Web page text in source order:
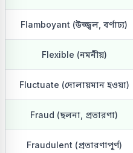
Flamboyant (উজ্জ্বল, বর্ণাঢ্য)
Flexible (নমনীয়)
Fluctuate (দোলায়মান হওয়া)
Fraud (ছলনা, প্রতারণা)
Fraudulent (প্রতারণাপূর্ণ)